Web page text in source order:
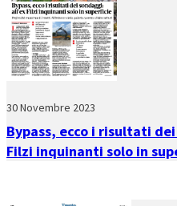
30 Novembre 2023
Bypass, ecco i risultati
Filzi inquinanti solo in